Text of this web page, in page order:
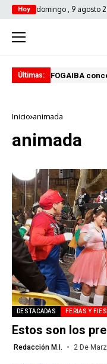
Hoy domingo , 9 agosto
Últimas: FOGAIBA
Inicio animada
animada
DESTACADAS FERIAS Y
Estos son los
Redacción M.I. 2 De